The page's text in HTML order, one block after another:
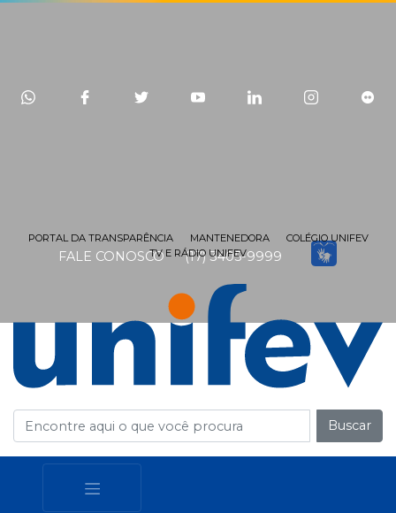
FALE CONOSCO (17) 3405-9999
PORTAL DA TRANSPARÊNCIA MANTENEDORA
COLÉGIO UNIFEV
TV E RÁDIO UNIFEV
Buscar